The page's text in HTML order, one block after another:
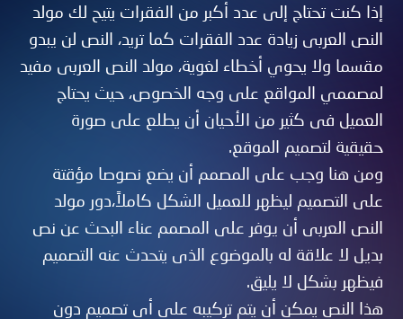
إذا كنت تحتاج إلى عدد أكبر من الفقرات يتيح لك مولد
النص العربى زيادة عدد الفقرات كما تريد، النص لن يبدو
مقسما ولا يحوي أخطاء لغوية، مولد النص العربى مفيد
لمصممي المواقع على وجه الخصوص، حيث يحتاج
العميل فى كثير من الأحيان أن يطلع على صورة
حقيقية لتصميم الموقع.
ومن هنا وجب على المصمم أن يضع نصوصا مؤقتة
على التصميم ليظهر للعميل الشكل كاملاً،دور مولد
النص العربى أن يوفر على المصمم عناء البحث عن نص
بديل لا علاقة له بالموضوع الذى يتحدث عنه التصميم
فيظهر بشكل لا يليق.
هذا النص يمكن أن يتم تركيبه على أي تصميم دون